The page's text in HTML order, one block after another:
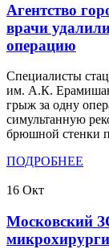
Агентство
врачи
операцию
Специалисты
им. А.К.
грыж за одну
симультанную
брюшной стенки
ПОДРОБНЕЕ
16 Окт
Московский